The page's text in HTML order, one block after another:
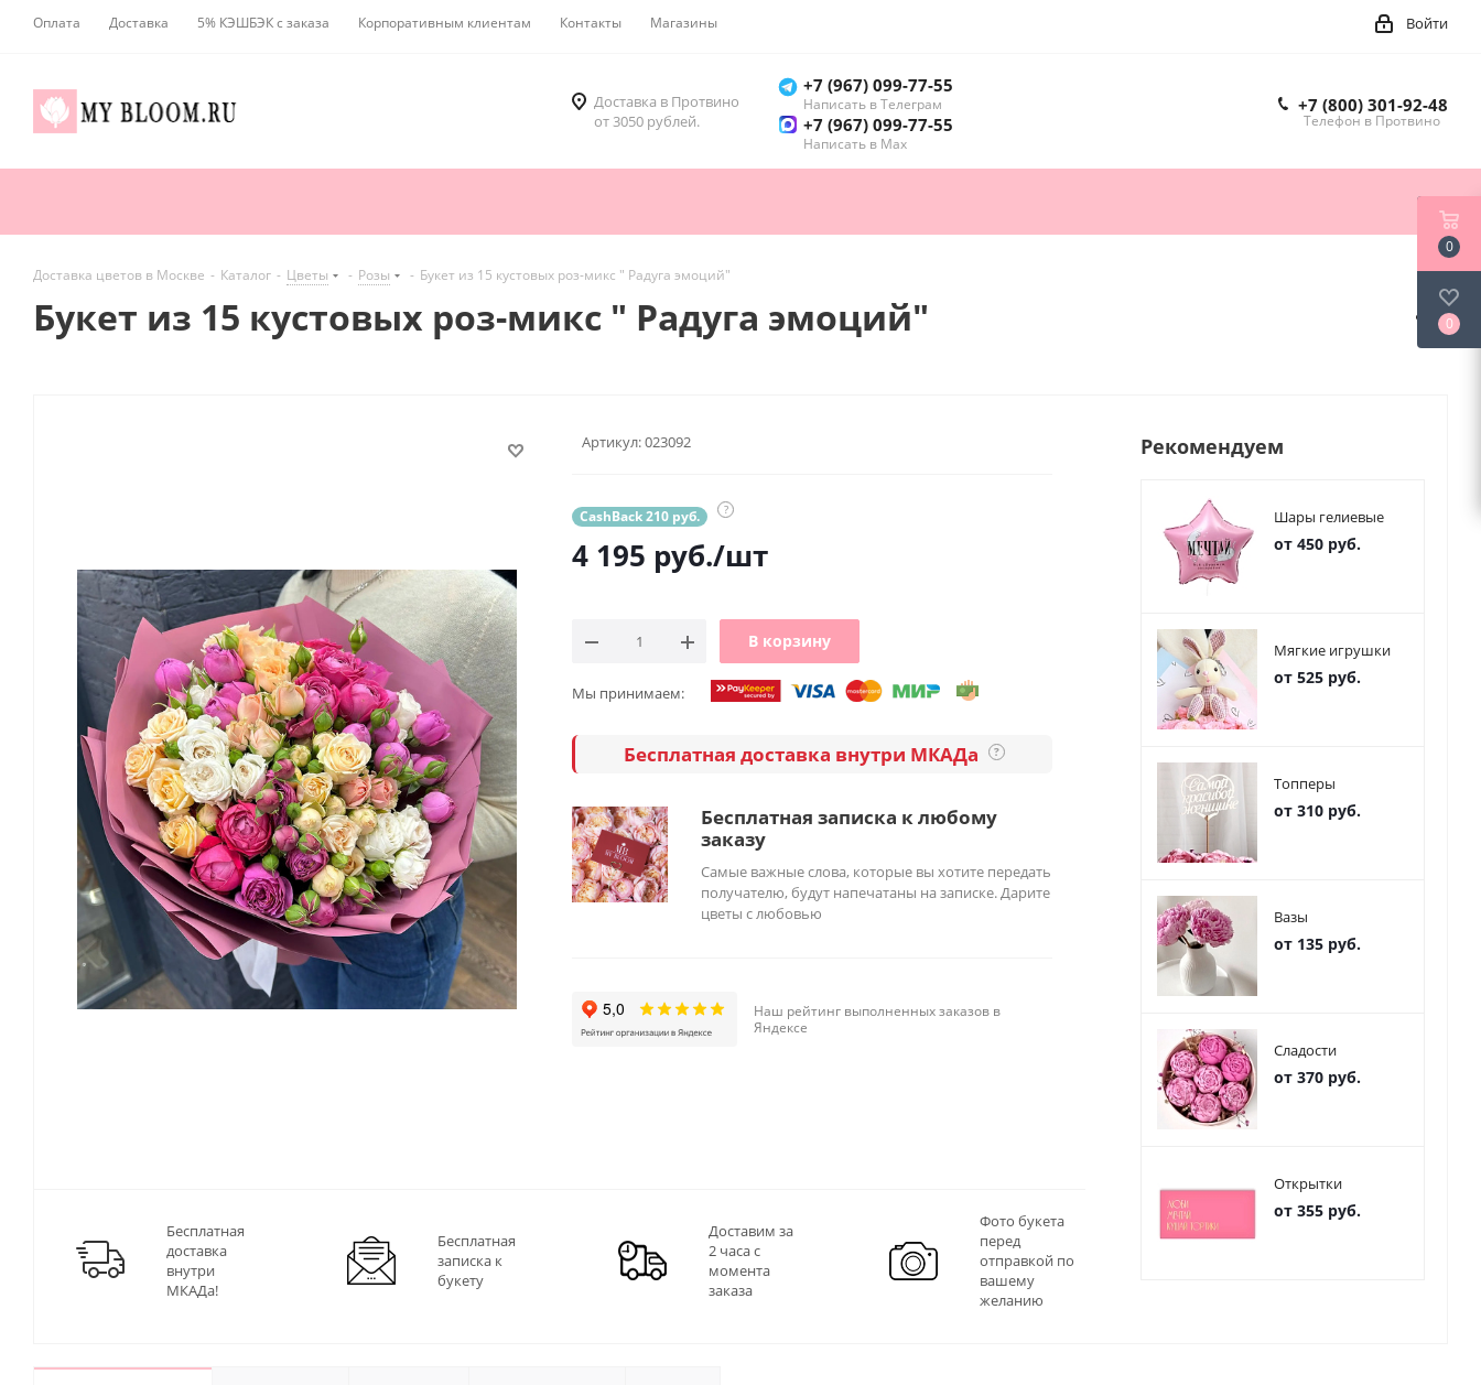
Оплата Доставка 5% КЭШБЭК с заказа Корпоративным клиентам Контакты Магазины Войти
Доставка в Протвино
от 3050 рублей.
+7 (967) 099-77-55
Написать в Телеграм
+7 (967) 099-77-55
Написать в Мах
+7 (800) 301-92-48
Телефон в Протвино
Доставка цветов в Москве - Каталог - Цветы - Розы - Букет из 15 кустовых роз-микс " Радуга эмоций"
Букет из 15 кустовых роз-микс " Радуга эмоций"
Артикул:023092
CashBack 210 руб. ?
4 195 руб./шт
В корзину
Мы принимаем:
Бесплатная доставка внутри МКАДа ?
Бесплатная записка к любому
заказу
Самые важные слова, которые вы хотите передать
получателю, будут напечатаны на записке. Дарите
цветы с любовью
Наш рейтинг выполненных заказов в
Яндексе
Бесплатная
доставка
внутри
МКАДа!
Бесплатная
записка к
букету
Доставим за
2 часа с
момента
заказа
Фото букета
перед
отправкой по
вашему
желанию
Рекомендуем
Шары гелиевые
от 450 руб.
Мягкие игрушки
от 525 руб.
Топперы
от 310 руб.
Вазы
от 135 руб.
Сладости
от 370 руб.
Открытки
от 355 руб.
0
0